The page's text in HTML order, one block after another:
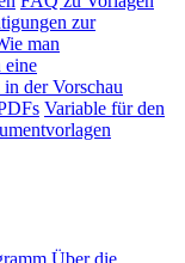
zur
man
eine
der Vorschau
Variable für den
Über die